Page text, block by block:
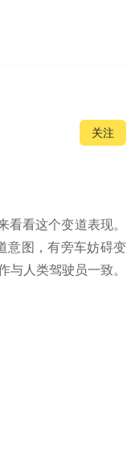
关注
看这个变道表现。
意图，有旁车妨碍变
与人类驾驶员一致。